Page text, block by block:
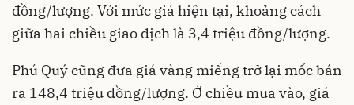
đồng/lượng. Với mức giá hiện tại, khoảng cách
giữa hai chiều giao dịch là 3,4 triệu đồng/lượng.
Phú Quý cũng đưa giá vàng miếng trở lại mốc bán
ra 148,4 triệu đồng/lượng. Ở chiều mua vào, giá